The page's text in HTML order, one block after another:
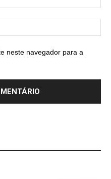
neste navegador para a